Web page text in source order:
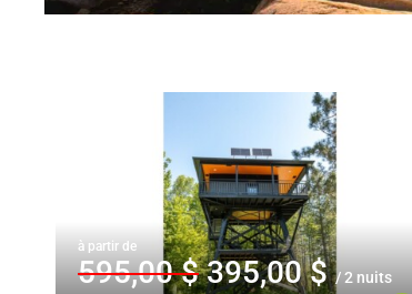
à partir de
595,00 $ 395,00 $ / 2 nuits